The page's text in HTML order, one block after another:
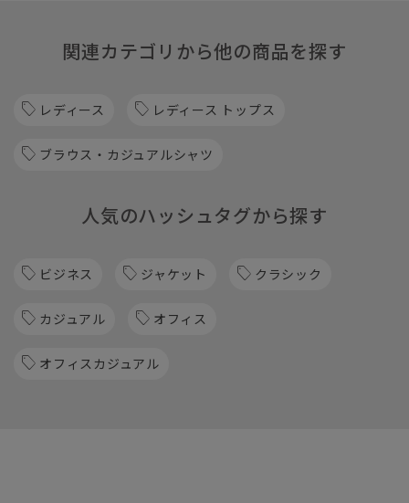
関連カテゴリから他の商品を探す
レディース レディース トップス
ブラウス・カジュアルシャツ
人気のハッシュタグから探す
ビジネス ジャケット クラシック
カジュアル オフィス
オフィスカジュアル